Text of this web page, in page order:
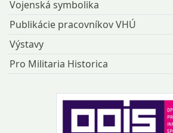
Vojenská symbolika
Publikácie pracovníkov VHÚ
Výstavy
Pro Militaria Historica